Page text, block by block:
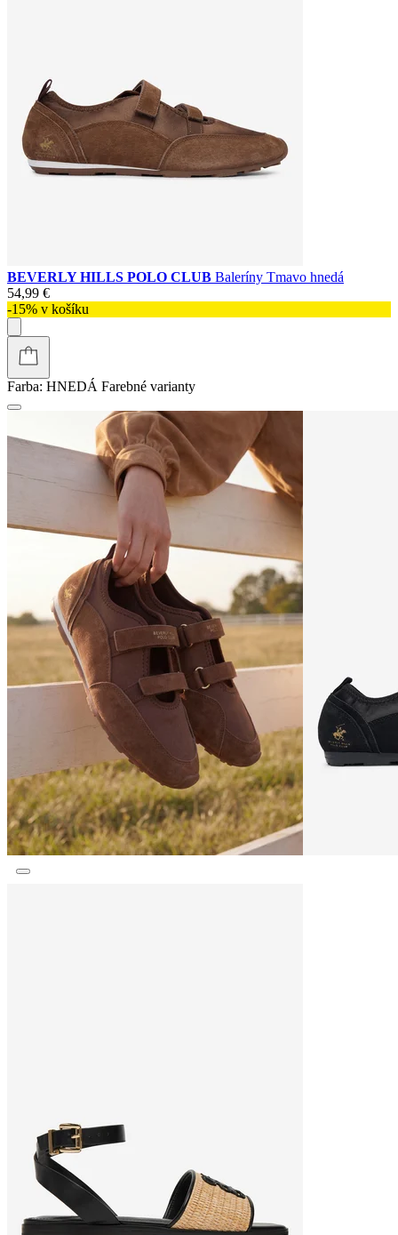
BEVERLY HILLS POLO CLUB Baleríny Tmavo hnedá
54,99 €
-15% v košíku
Farba: HNEDÁ Farebné varianty